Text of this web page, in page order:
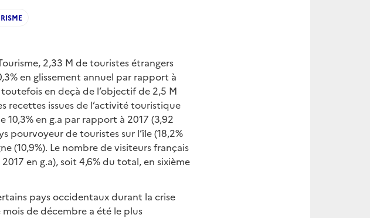
2,33 M de touristes étrangers
en glissement annuel par rapport à
en deçà de l’objectif de 2,5 M
recettes issues de l’activité touristique
10,3% en g.a par rapport à 2017 (3,92
pourvoyeur de touristes sur l’île (18,2%
(10,9%). Le nombre de visiteurs français
en g.a), soit 4,6% du total, en sixième
pays occidentaux durant la crise
de décembre a été le plus